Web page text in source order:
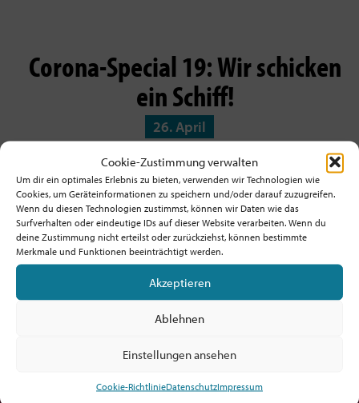
Cookie-Zustimmung verwalten
Um dir ein optimales Erlebnis zu bieten, verwenden wir Technologien wie
Cookies, um Geräteinformationen zu speichern und/oder darauf zuzugreifen.
Wenn du diesen Technologien zustimmst, können wir Daten wie das
Surfverhalten oder eindeutige IDs auf dieser Website verarbeiten. Wenn du
deine Zustimmung nicht erteilst oder zurückziehst, können bestimmte
Merkmale und Funktionen beeinträchtigt werden.
Akzeptieren
Ablehnen
Einstellungen ansehen
Cookie-RichtlinieDatenschutzImpressum
Corona-Special 19: Wir schicken
ein Schiff!
26. April
Möchtest du am Ball bleiben?
Hol dir den fx-Newsletter mit
Inspirationen, Events,
Jobs und allem rund um Kircheninnovation!